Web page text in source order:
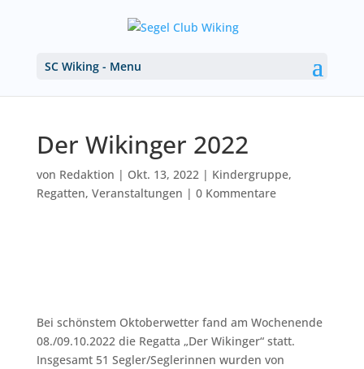
SC Wiking - Menu
Der Wikinger 2022
von Redaktion | Okt. 13, 2022| Kindergruppe,
Regatten, Veranstaltungen | 0 Kommentare
Bei schönstem Oktoberwetter fand am Wochenende
08./09.10.2022 die Regatta „Der Wikinger“ statt.
Insgesamt 51 Segler/Seglerinnen wurden von